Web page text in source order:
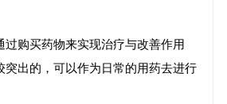
购买药物来实现治疗与改善作用
出的，可以作为日常的用药去进行